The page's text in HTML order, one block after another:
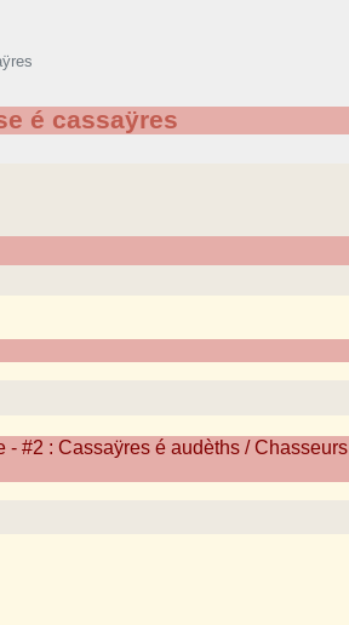
é cassaÿres
#2 : Cassaÿres é audèths / Chasseurs